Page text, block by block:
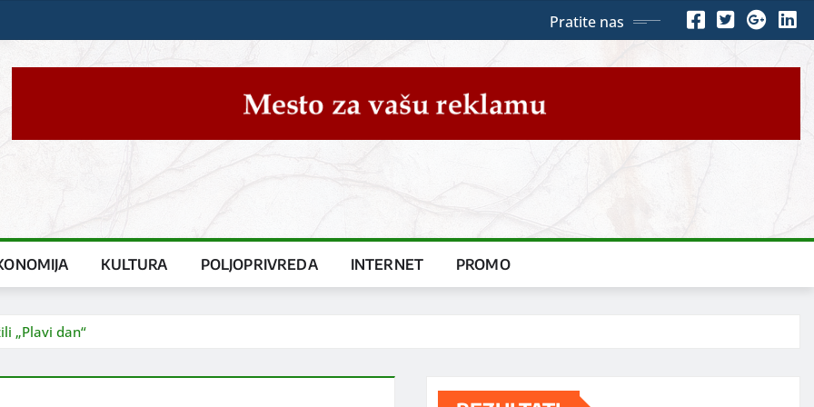
Pratite nas
KULTURA POLJOPRIVREDA INTERNET PROMO
„Plavi dan“